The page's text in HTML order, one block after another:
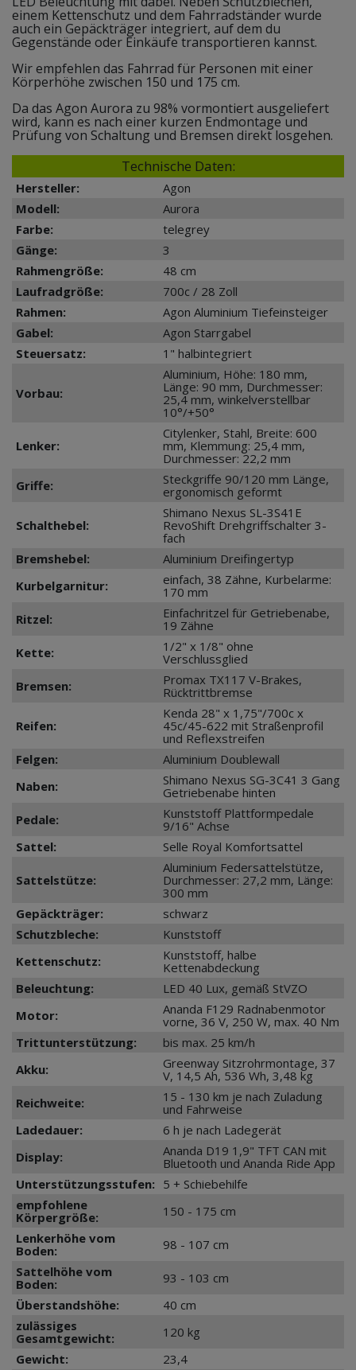
einem Kettenschutz und dem Fahrradständer wurde
auch ein Gepäckträger integriert, auf dem du
Gegenstände oder Einkäufe transportieren kannst.
Wir empfehlen das Fahrrad für Personen mit einer
Körperhöhe zwischen 150 und 175 cm.
Da das Agon Aurora zu 98% vormontiert ausgeliefert
wird, kann es nach einer kurzen Endmontage und
Prüfung von Schaltung und Bremsen direkt losgehen.
Technische Daten:
Hersteller:
Agon
Modell:
Aurora
Farbe:
telegrey
Gänge:
3
Rahmengröße:
48 cm
Laufradgröße:
700c / 28 Zoll
Rahmen:
Agon Aluminium Tiefeinsteiger
Gabel:
Agon Starrgabel
Steuersatz:
1" halbintegriert
Vorbau:
Aluminium, Höhe: 180 mm,
Länge: 90 mm, Durchmesser:
25,4 mm, winkelverstellbar
10°/+50°
Lenker:
Citylenker, Stahl, Breite: 600
mm, Klemmung: 25,4 mm,
Durchmesser: 22,2 mm
Griffe:
Steckgriffe 90/120 mm Länge,
ergonomisch geformt
Schalthebel:
Shimano Nexus SL-3S41E
RevoShift Drehgriffschalter 3-
fach
Bremshebel:
Aluminium Dreifingertyp
Kurbelgarnitur:
einfach, 38 Zähne, Kurbelarme:
170 mm
Ritzel:
Einfachritzel für Getriebenabe,
19 Zähne
Kette:
1/2" x 1/8" ohne
Verschlussglied
Bremsen:
Promax TX117 V-Brakes,
Rücktrittbremse
Reifen:
Kenda 28" x 1,75"/700c x
45c/45-622 mit Straßenprofil
und Reflexstreifen
Felgen:
Aluminium Doublewall
Naben:
Shimano Nexus SG-3C41 3 Gang
Getriebenabe hinten
Pedale:
Kunststoff Plattformpedale
9/16" Achse
Sattel:
Selle Royal Komfortsattel
Sattelstütze:
Aluminium Federsattelstütze,
Durchmesser: 27,2 mm, Länge:
300 mm
Gepäckträger:
schwarz
Schutzbleche:
Kunststoff
Kettenschutz:
Kunststoff, halbe
Kettenabdeckung
Beleuchtung:
LED 40 Lux, gemäß StVZO
Motor:
Ananda F129 Radnabenmotor
vorne, 36 V, 250 W, max. 40 Nm
Trittunterstützung:
bis max. 25 km/h
Akku:
Greenway Sitzrohrmontage, 37
V, 14,5 Ah, 536 Wh, 3,48 kg
Reichweite:
15 - 130 km je nach Zuladung
und Fahrweise
Ladedauer:
6 h je nach Ladegerät
Display:
Ananda D19 1,9" TFT CAN mit
Bluetooth und Ananda Ride App
Unterstützungsstufen: 5 + Schiebehilfe
empfohlene
Körpergröße:
150 - 175 cm
Lenkerhöhe vom
Boden:
98 - 107 cm
Sattelhöhe vom
Boden:
93 - 103 cm
Überstandshöhe:
40 cm
zulässiges
Gesamtgewicht:
120 kg
Gewicht:
23,4